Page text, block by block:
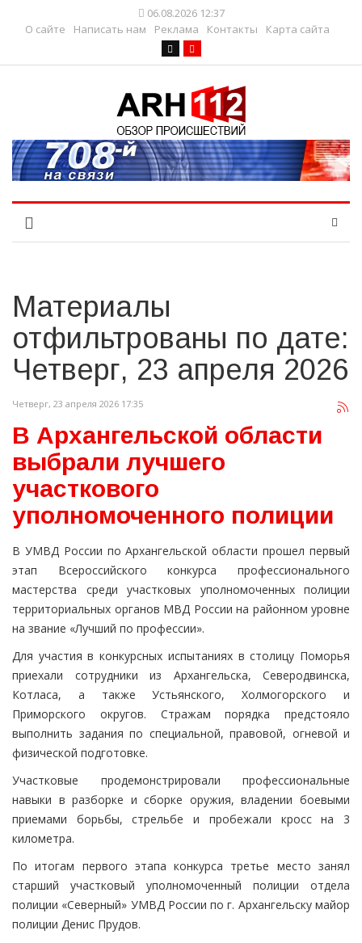
06.08.2026 12:37
О сайте
Написать нам Реклама Контакты Карта сайта
Материалы
отфильтрованы по дате:
Четверг, 23 апреля 2026
Четверг, 23 апреля 2026 17:35
В Архангельской области
выбрали лучшего
участкового
уполномоченного полиции
В УМВД России по Архангельской области прошел первый
этап Всероссийского конкурса профессионального
мастерства среди участковых уполномоченных полиции
территориальных органов МВД России на районном уровне
на звание «Лучший по профессии».
Для участия в конкурсных испытаниях в столицу Поморья
приехали сотрудники из Архангельска, Северодвинска,
Котласа, а также Устьянского, Холмогорского и
Приморского округов. Стражам порядка предстояло
выполнить задания по специальной, правовой, огневой и
физической подготовке.
Участковые продемонстрировали профессиональные
навыки в разборке и сборке оружия, владении боевыми
приемами борьбы, стрельбе и пробежали кросс на 3
километра.
По итогам первого этапа конкурса третье место занял
старший участковый уполномоченный полиции отдела
полиции «Северный» УМВД России по г. Архангельску майор
полиции Денис Прудов.